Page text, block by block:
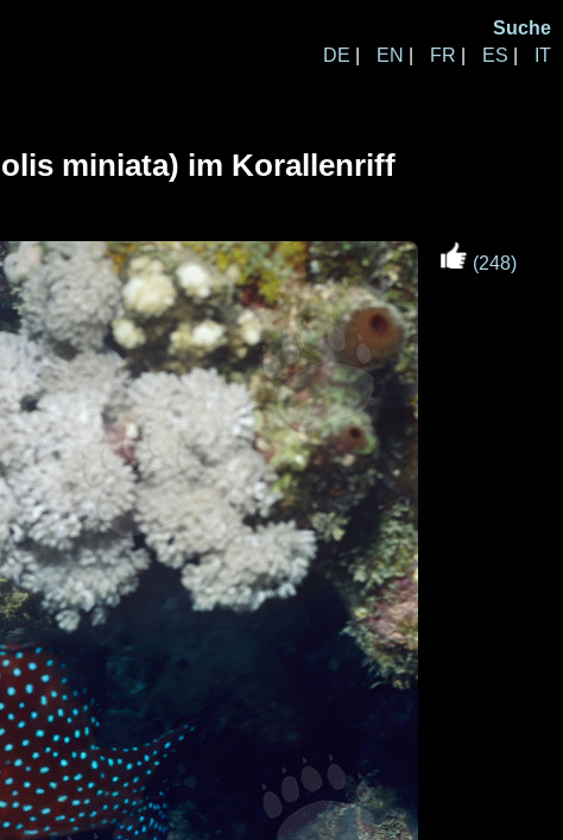
Suche
DE
EN FR ES IT
miniata) im Korallenriff
(248)